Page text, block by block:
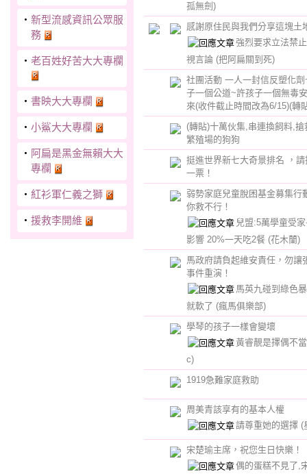
‧ 新型流感資訊公眾服
務
‧ 老百姓好苦大大專欄
‧ 書映大大專欄
‧ 小鯊大大專欄
‧ 阿扁是黑金無賴大大
專欄
‧ 紅衫軍仁義之獅
‧ 援救李開維
孤無劍)
感謝原住民與我們分享這塊土
強烈要求立法禁
視言論 (把阿扁關到死)
社團活動 一人一封信反塑化
子一個公道~許孩子一個無毒
來(收件截止時間改為6/15)(轉
(轉貼)十萬伙集,串連換飼料,搶
繁殖場的狗狗
挺進世界新七大奇景排名 ，請
一票！
弱勢家庭兒童脫困基金募集
你救不行！
兒盟:5萬學童受
影響 20%一天吃2餐 (花木蘭)
馬政府請負起維安責任，勿讓
事件重演！
馬英九碰到綠色
就軟了 (瘋馬俱樂部)
學琴的孩子一樣會變壞
黃睿靚是擇偶不
c)
1919急難家庭救助
周美青該享有的基本人權
請尊重她的選擇 (
宋楚瑜主席，祝您生日快樂！
偶的蛋糕不見了,